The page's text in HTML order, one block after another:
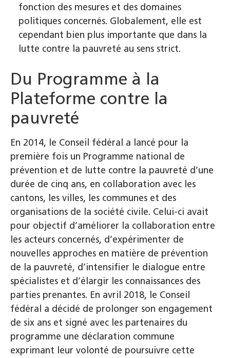
fonction des mesures et des domaines
politiques concernés. Globalement, elle est
cependant bien plus importante que dans la
lutte contre la pauvreté au sens strict.
Du Programme à la
Plateforme contre la
pauvreté
En 2014, le Conseil fédéral a lancé pour la
première fois un Programme national de
prévention et de lutte contre la pauvreté d’une
durée de cinq ans, en collaboration avec les
cantons, les villes, les communes et des
organisations de la société civile. Celui-ci avait
pour objectif d’améliorer la collaboration entre
les acteurs concernés, d’expérimenter de
nouvelles approches en matière de prévention
de la pauvreté, d’intensifier le dialogue entre
spécialistes et d’élargir les connaissances des
parties prenantes. En avril 2018, le Conseil
fédéral a décidé de prolonger son engagement
de six ans et signé avec les partenaires du
programme une déclaration commune
exprimant leur volonté de poursuivre cette